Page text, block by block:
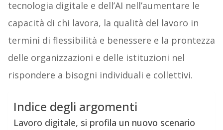
tecnologia digitale e dell’AI nell’aumentare le
capacità di chi lavora, la qualità del lavoro in
termini di flessibilità e benessere e la prontezza
delle organizzazioni e delle istituzioni nel
rispondere a bisogni individuali e collettivi.
Indice degli argomenti
Lavoro digitale, si profila un nuovo scenario